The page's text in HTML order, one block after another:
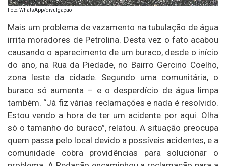
Foto: WhatsApp/divulgação
Mais um problema de vazamento na tubulação de água
irrita moradores de Petrolina. Desta vez o fato acabou
causando o aparecimento de um buraco, desde o início
do ano, na Rua da Piedade, no Bairro Gercino Coelho,
zona leste da cidade. Segundo uma comunitária, o
buraco só aumenta – e o desperdício de água limpa
também. “Já fiz várias reclamações e nada é resolvido.
Estou vendo a hora de ter um acidente por aqui. Olha
só o tamanho do buraco”, relatou. A situação preocupa
quem passa pelo local devido a possíveis acidentes, e a
comunidade cobra providências para solucionar o